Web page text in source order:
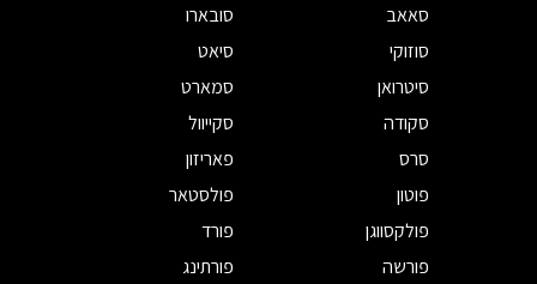
סאאב
סובארו
סוזוקי
סיאט
סיטרואן
סמארט
סקודה
סקייוול
סרס
פאריזון
פוטון
פולסטאר
פולקסווגן
פורד
פורשה
פורתינג